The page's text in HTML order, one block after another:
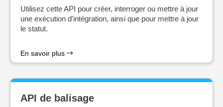
Utilisez cette API pour créer, interroger ou mettre à jour
une exécution d'intégration, ainsi que pour mettre à jour
le statut.
En savoir plus
API de balisage